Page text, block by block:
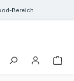
Bereich